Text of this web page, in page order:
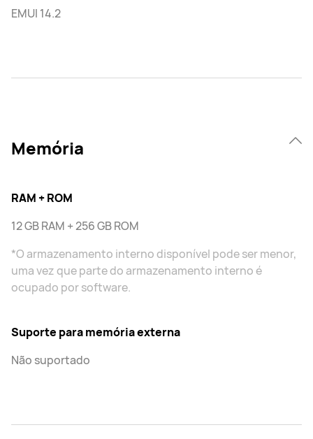
EMUI 14.2
Memória
RAM + ROM
12 GB RAM + 256 GB ROM
*O armazenamento interno disponível pode ser menor,
uma vez que parte do armazenamento interno é
ocupado por software.
Suporte para memória externa
Não suportado